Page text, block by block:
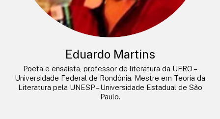
Eduardo Martins
Poeta e ensaísta, professor de literatura da UFRO –
Universidade Federal de Rondônia. Mestre em Teoria da
Literatura pela UNESP – Universidade Estadual de São
Paulo.